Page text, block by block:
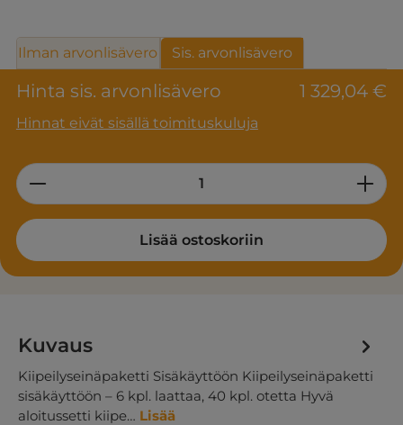
Hinta sis. arvonlisävero 1 329,04 €
Hinnat eivät sisällä toimituskuluja
Ilman arvonlisävero Sis. arvonlisävero
Product Quantity: Enter the desired
Lisää ostoskoriin
Kuvaus
Kiipeilyseinäpaketti Sisäkäyttöön Kiipeilyseinäpaketti
sisäkäyttöön – 6 kpl. laattaa, 40 kpl. otetta Hyvä
aloitussetti kiipe… Lisää